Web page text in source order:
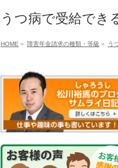
うつ病で受給でき
HOME » 障害年金請求の種類・等級 » う